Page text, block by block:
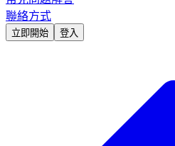
聯絡方式
立即開始 登入